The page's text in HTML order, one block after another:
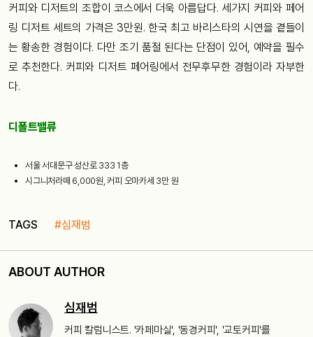
커피와 디저트의 조합이 코스에서 더욱 아름답다. 세가지 커피와 페어
링 디저트 세트의 가격은 3만원. 한국 최고 바리스타의 시연을 곁들이
는 황송한 경험이다. 다만 조기 품절 된다는 단점이 있어, 예약을 필수
로 추천한다. 커피와 디저트 페어링에서 전무후무한 경험이라 자부한
다.
디폴트밸류
서울 서대문구 성산로 333 1층
시그니처라떼 6,000원, 커피 오마카세 3만 원
TAGS #심재범
ABOUT AUTHOR
심재범
커피 칼럼니스트. '카페마실', '동경커피', '교토커피'를